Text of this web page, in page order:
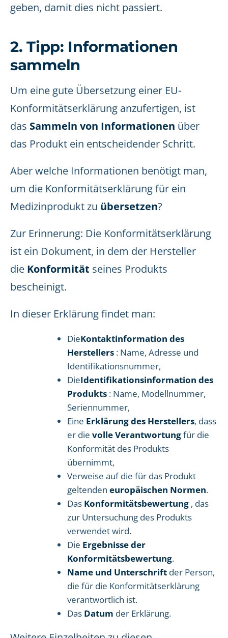
geben, damit dies nicht passiert.
2. Tipp: Informationen
sammeln
Um eine gute Übersetzung einer EU-
Konformitätserklärung anzufertigen, ist
das Sammeln von Informationen über
das Produkt ein entscheidender Schritt.
Aber welche Informationen benötigt man,
um die Konformitätserklärung für ein
Medizinprodukt zu übersetzen?
Zur Erinnerung: Die Konformitätserklärung
ist ein Dokument, in dem der Hersteller
die Konformität seines Produkts
bescheinigt.
In dieser Erklärung findet man:
DieKontaktinformation des
Herstellers : Name, Adresse und
Identifikationsnummer,
DieIdentifikationsinformation des
Produkts : Name, Modellnummer,
Seriennummer,
Eine Erklärung des Herstellers, dass
er die volle Verantwortungfür die
Konformität des Produkts
übernimmt,
Verweise auf die für das Produkt
geltenden europäischen Normen.
Das Konformitätsbewertung , das
zur Untersuchung des Produkts
verwendet wird.
Die Ergebnisse der
Konformitätsbewertung.
Name und Unterschrift der Person,
die für die Konformitätserklärung
verantwortlich ist.
Das Datum der Erklärung.